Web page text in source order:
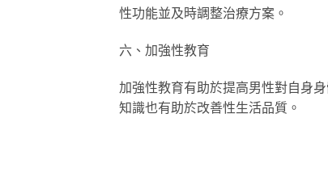
性功能並及時調整治療方案。
六、加強性教育
加強性教育有助於提高男性對自身
知識也有助於改善性生活品質。